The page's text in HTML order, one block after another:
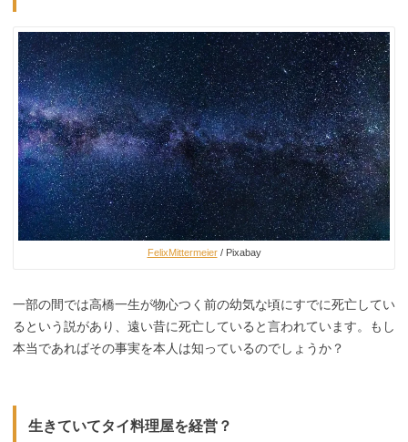
FelixMittermeier/ Pixabay
一部の間では高橋一生が物心つく前の幼気な頃にすでに死亡してい
るという説があり、遠い昔に死亡していると言われています。もし
本当であればその事実を本人は知っているのでしょうか？
生きていてタイ料理屋を経営？